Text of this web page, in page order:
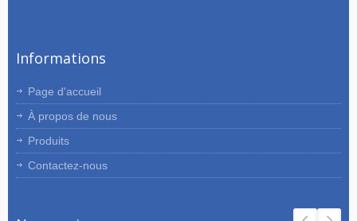
Informations
Page d'accueil
À propos de nous
Produits
Contactez-nous